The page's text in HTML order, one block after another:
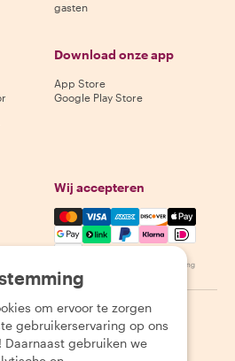
gasten
Download onze app
App Store
Google Play Store
Wij accepteren
Mastercard, Visa, Amex,
Beschikbaarheid varieert per bestemming
Privacybeleid Cookies
om ervoor te zorgen
gebruikerservaring op ons
gebruiken we